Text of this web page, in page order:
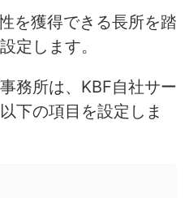
を獲得できる長所を踏
定します。
務所は、KBF自社サー
下の項目を設定しま